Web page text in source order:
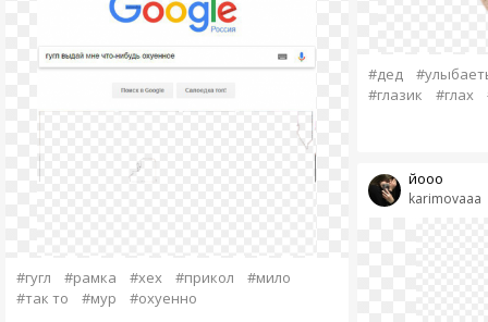
#гугл #рамка #хех #прикол
#мило
#так то
#мур #охуенно
#дед
#глазик
#глах
karimovaaa
йооо